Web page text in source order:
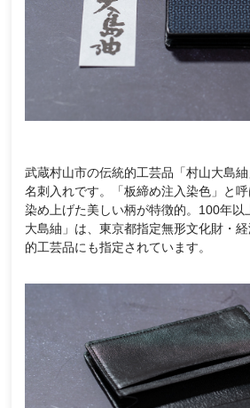
武蔵村山市の伝統的工芸品「村山大島
名刺入れです。「板締め注入染色」と
染め上げた美しい柄が特徴的。100年以
大島紬」は、東京都指定無形文化財・
的工芸品にも指定されています。